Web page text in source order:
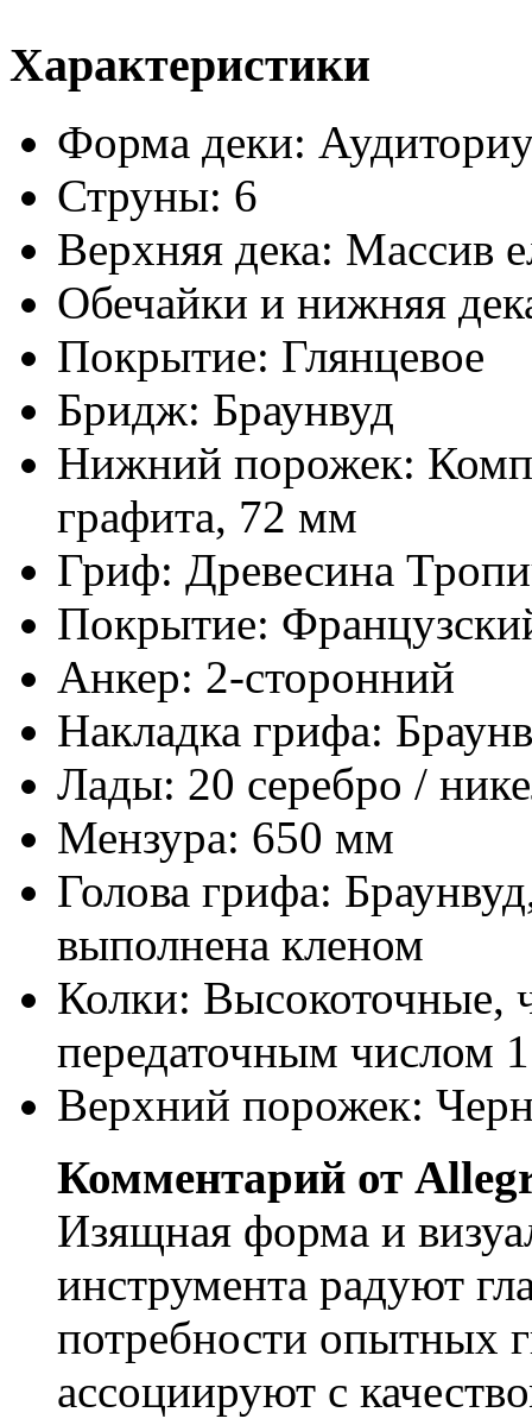
Характеристики
Форма деки:
Струны: 6
Верхняя дека: Массив
Обечайки и нижняя
Покрытие: Глянцевое
Бридж: Браунвуд
Нижний порожек:
графита, 72 мм
Гриф: Древесина
Покрытие:
Анкер: 2-сторонний
Накладка грифа:
Лады: 20 серебро /
Мензура: 650 мм
Голова грифа:
выполнена кленом
Колки: Высокоточные,
передаточным числом
Верхний порожек:
Комментарий от
Изящная форма и
инструмента радуют
потребности опытных
ассоциируют с